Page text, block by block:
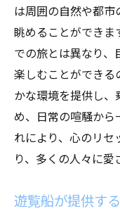
は周囲の自然や都市
眺めることができま
での旅とは異なり、
楽しむことができる
かな環境を提供し
め、日常の喧騒から
れにより、心のリ
り、多くの人々に愛
遊覧船が提供す